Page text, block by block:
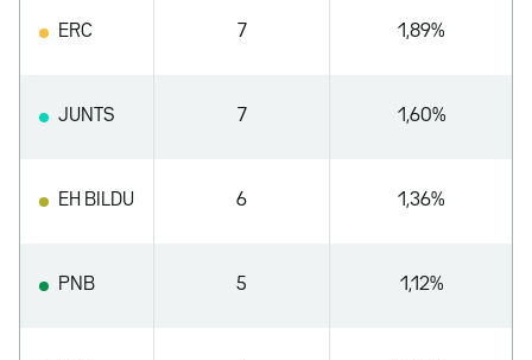
ERC 7 1,89%
JUNTS 7 1,60%
EH BILDU 6 1,36%
PNB 5 1,12%